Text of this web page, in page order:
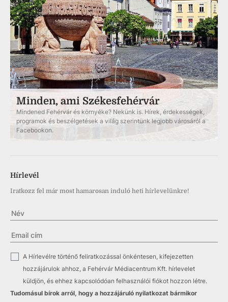
Minden, ami Székesfehérvár
Mindened Fehérvár és környéke? Nekünk is. Hírek, érdekességek,
programok és beszélgetések a világ szerintünk legjobb városáról a
Facebookon.
Hírlevél
Iratkozz fel már most hamarosan induló heti hírlevelünkre!
A Hírlevélre történő feliratkozással önkéntesen, kifejezetten
hozzájárulok ahhoz, a Fehérvár Médiacentrum Kft. hírlevelet
küldjön, és ehhez kapcsolódóan felhasználói fiókot hozzon létre.
Tudomásul bírok arról, hogy a hozzájáruló nyilatkozat bármikor